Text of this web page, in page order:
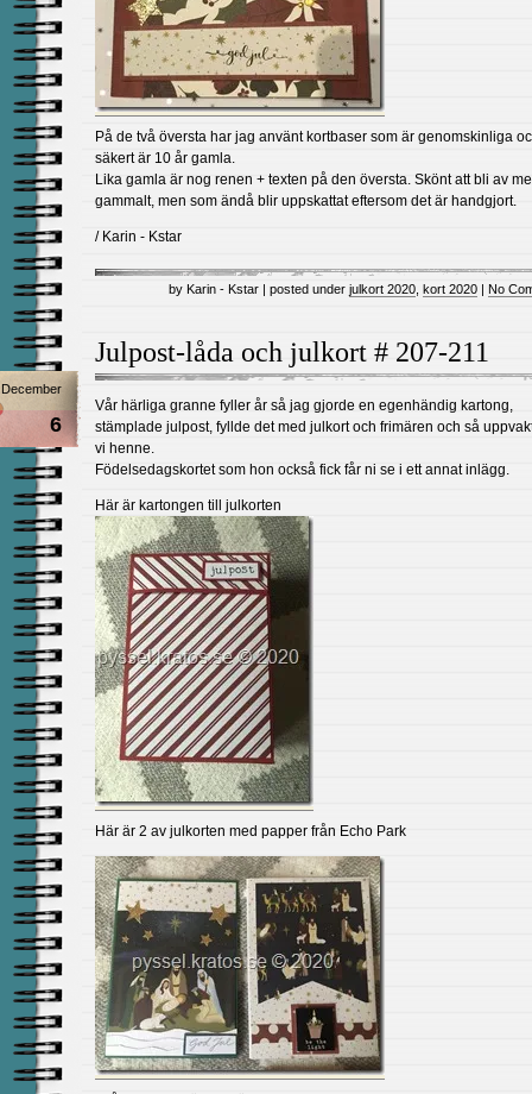
På de två översta har jag använt kortbaser som är genomskinliga
säkert är 10 år gamla.
Lika gamla är nog renen + texten på den översta. Skönt att bli av
gammalt, men som ändå blir uppskattat eftersom det är handgjort.
/ Karin - Kstar
by Karin - Kstar | posted under julkort 2020 kort 2020 | No
Julpost-låda och julkort # 207-211
December
6
Vår härliga granne fyller år så jag gjorde en egenhändig kartong,
stämplade julpost, fyllde det med julkort och frimären och så
vi henne.
Födelsedagskortet som hon också fick får ni se i ett annat inlägg.
Här är kartongen till julkorten
Här är 2 av julkorten med papper från Echo Park